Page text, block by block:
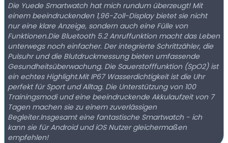
Die Yuede Smartwatch hat mich rundum überzeugt! Mit
einem beeindruckenden 1,96-Zoll-Display bietet sie nicht
nur eine klare Anzeige, sondern auch eine Fülle von
Funktionen.Die Bluetooth 5.2 Anruffunktion macht das Leben
unterwegs noch einfacher. Der integrierte Schrittzähler, die
Pulsuhr und die Blutdruckmessung bieten umfassende
Gesundheitsüberwachung. Die Sauerstofffunktion (SpO2) ist
ein echtes Highlight.Mit IP67 Wasserdichtigkeit ist die Uhr
perfekt für Sport und Alltag. Die Unterstützung von 100
Trainingsmodi und eine beeindruckende Akkulaufzeit von 7
Tagen machen sie zu einem zuverlässigen
Begleiter.Insgesamt eine fantastische Smartwatch - ich
kann sie für Android und iOS Nutzer gleichermaßen
empfehlen!